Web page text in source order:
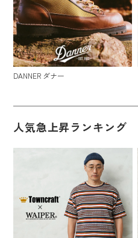
DANNER ダナー
人気急上昇ランキング